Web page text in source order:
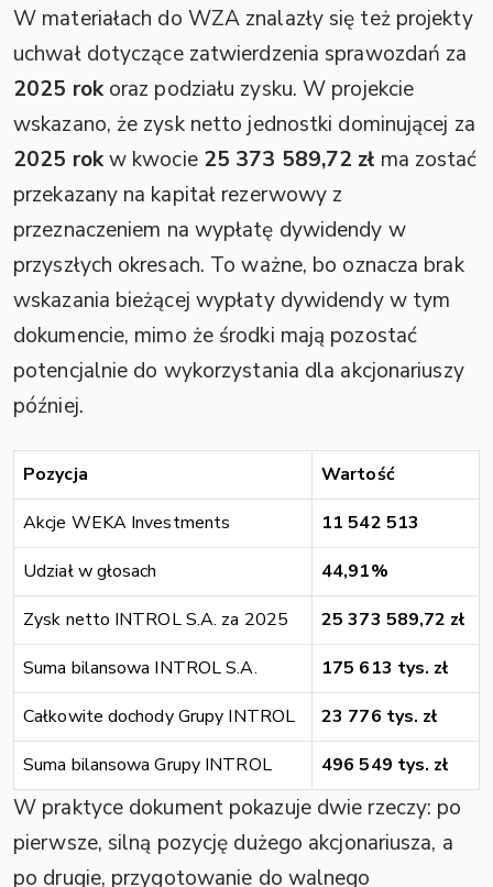
W materiałach do WZA znalazły się też projekty
uchwał dotyczące zatwierdzenia sprawozdań za
2025 rokoraz podziału zysku. W projekcie
wskazano, że zysk netto jednostki dominującej za
2025 rokw kwocie 25 373 589,72 zł ma zostać
przekazany na kapitał rezerwowy z
przeznaczeniem na wypłatę dywidendy w
przyszłych okresach. To ważne, bo oznacza brak
wskazania bieżącej wypłaty dywidendy w tym
dokumencie, mimo że środki mają pozostać
potencjalnie do wykorzystania dla akcjonariuszy
później.
Pozycja
Wartość
Akcje WEKA Investments
11 542 513
Udział w głosach
44,91%
Zysk netto INTROL S.A. za 2025
25 373 589,72 zł
Suma bilansowa INTROL S.A.
175 613 tys. zł
Całkowite dochody Grupy INTROL
23 776 tys. zł
Suma bilansowa Grupy INTROL
496 549 tys. zł
W praktyce dokument pokazuje dwie rzeczy: po
pierwsze, silną pozycję dużego akcjonariusza, a
po drugie, przygotowanie do walnego